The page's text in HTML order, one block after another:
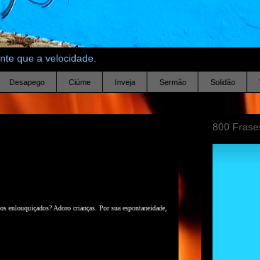
que a velocidade.
Desapego Ciúme Inveja Sermão Solidão
enlouquiçados? Adoro crianças. Por sua espontaneidade,
800